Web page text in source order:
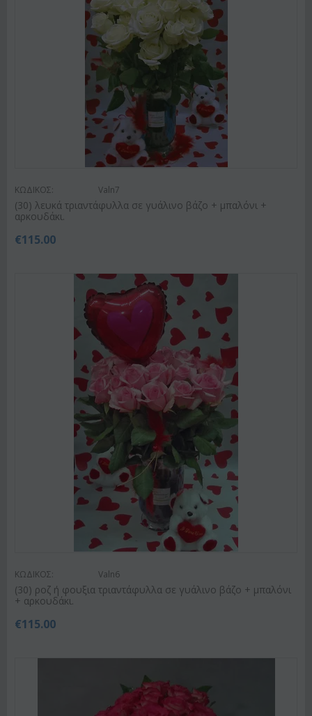
ΚΩΔΙΚΟΣ: Valn7
(30) λευκά τριαντάφυλλα σε γυάλινο βάζο + μπαλόνι +
αρκουδάκι.
€115.00
ΚΩΔΙΚΟΣ: Valn6
(30) ροζ ή φουξια τριαντάφυλλα σε γυάλινο βάζο + μπαλόνι
+ αρκουδάκι.
€115.00